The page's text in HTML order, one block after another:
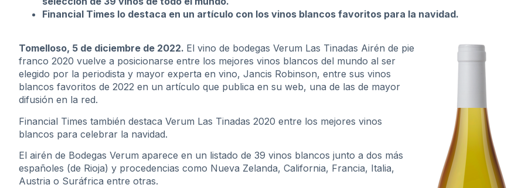
Financial Times lo destaca en un artículo con los vinos blancos favoritos para la navidad.
Tomelloso, 5 de diciembre de 2022. El vino de bodegas Verum Las Tinadas Airén de pie
franco 2020 vuelve a posicionarse entre los mejores vinos blancos del mundo al ser
elegido por la periodista y mayor experta en vino, Jancis Robinson, entre sus vinos
blancos favoritos de 2022 en un artículo que publica en su web, una de las de mayor
difusión en la red.
Financial Times también destaca Verum Las Tinadas 2020 entre los mejores vinos
blancos para celebrar la navidad.
El airén de Bodegas Verum aparece en un listado de 39 vinos blancos junto a dos más
españoles (de Rioja) y procedencias como Nueva Zelanda, California, Francia, Italia,
Austria o Suráfrica entre otras.